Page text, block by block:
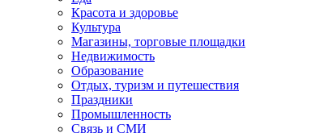
Красота и здоровье
Культура
Магазины, торговые площадки
Недвижимость
Образование
Отдых, туризм и путешествия
Праздники
Промышленность
Связь и СМИ